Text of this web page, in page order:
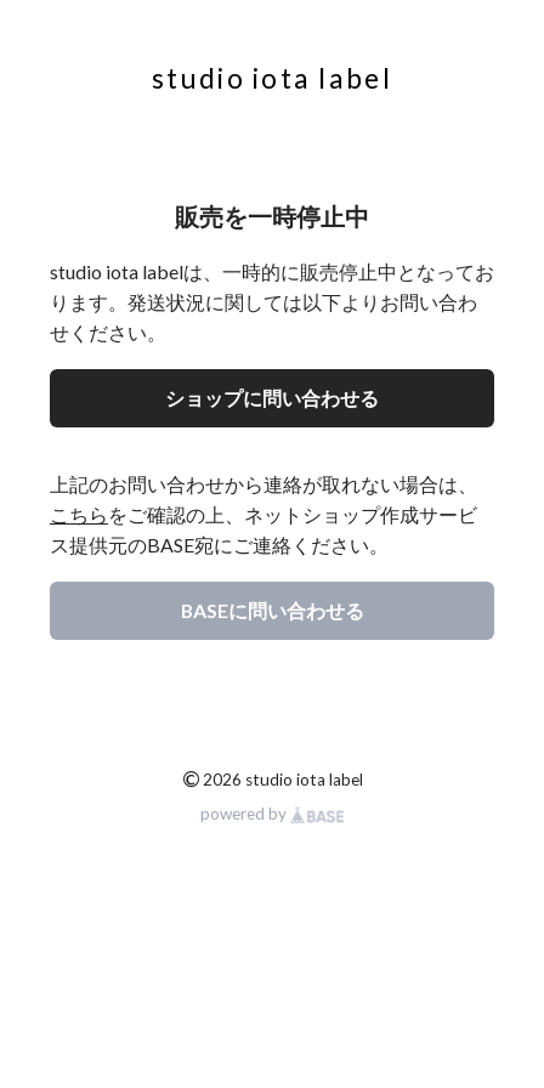
studio iota label
販売を一時停止中
studio iota labelは、一時的に販売停止中となってお
ります。発送状況に関しては以下よりお問い合わ
せください。
ショップに問い合わせる
上記のお問い合わせから連絡が取れない場合は、
こちら をご確認の上、ネットショップ作成サービ
ス提供元のBASE宛にご連絡ください。
BASEに問い合わせる
© 2026 studio iota label
powered by